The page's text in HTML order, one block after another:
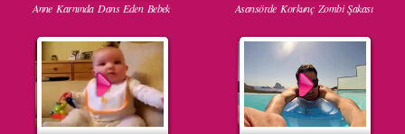
Anne Karnında Dans Eden Bebek Asansörde Korkunç Zombi Şakası